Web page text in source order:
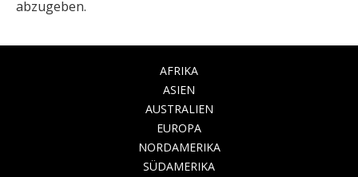
abzugeben.
AFRIKA
ASIEN
AUSTRALIEN
EUROPA
NORDAMERIKA
SÜDAMERIKA